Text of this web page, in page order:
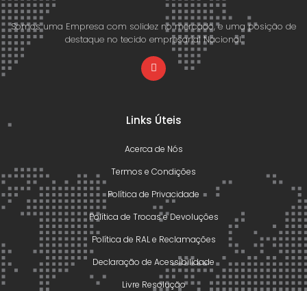
Somos uma Empresa com solidez no mercado, e uma posição de
destaque no tecido empresarial Nacional.
Links Úteis
Acerca de Nós
Termos e Condições
Política de Privacidade
Política de Trocas e Devoluções
Política de RAL e Reclamações
Declaração de Acessibilidade
Livre Resolução